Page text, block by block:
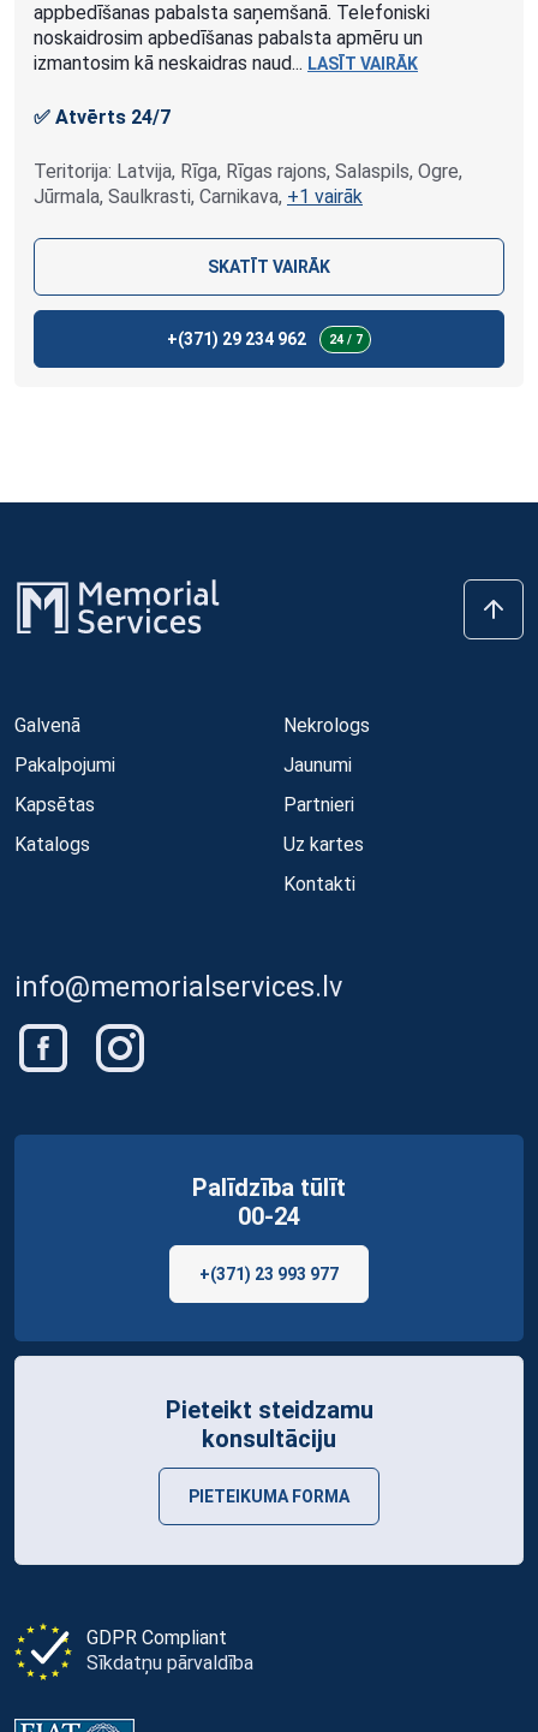
appbedīšanas pabalsta saņemšanā. Telefoniski
noskaidrosim apbedīšanas pabalsta apmēru un
izmantosim kā neskaidras naud... LASĪT VAIRĀK
✅ Atvērts 24/7
Teritorija: Latvija, Rīga, Rīgas rajons, Salaspils, Ogre,
Jūrmala, Saulkrasti, Carnikava, +1 vairāk
SKATĪT VAIRĀK
+(371) 29 234 962 24 / 7
Galvenā
Pakalpojumi
Kapsētas
Katalogs
Nekrologs
Jaunumi
Partnieri
Uz kartes
Kontakti
info@memorialservices.lv
GDPR Compliant
Sīkdatņu pārvaldība
Palīdzība tūlīt
00-24
+(371) 23 993 977
Pieteikt steidzamu
konsultāciju
PIETEIKUMA FORMA